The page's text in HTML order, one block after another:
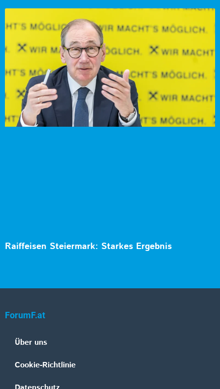
Raiffeisen Steiermark: Starkes Ergebnis
ForumF.at
Über uns
Cookie-Richtlinie